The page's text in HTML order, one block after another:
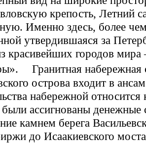
крепость, Летний
Именно здесь, более
утвердившаяся за
красивейших городов
Гранитная набережная
острова входит в
набережной относится
ассигнованы денежные
камнем берега
до Исаакиевского